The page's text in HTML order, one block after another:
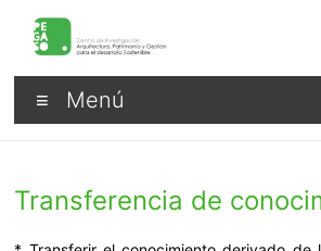
contenido
Pegaso
Menú
Transferencia de